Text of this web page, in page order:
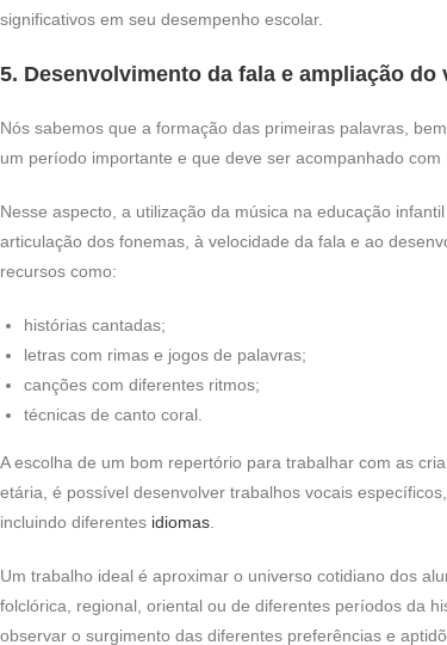
significativos em seu desempenho escolar.
5. Desenvolvimento da fala e ampliação do
Nós sabemos que a formação das primeiras palavras,
um período importante e que deve ser acompanhado
Nesse aspecto, a utilização da música na educação
articulação dos fonemas, à velocidade da fala e ao
recursos como:
histórias cantadas;
letras com rimas e jogos de palavras;
canções com diferentes ritmos;
técnicas de canto coral.
A escolha de um bom repertório para trabalhar com as
etária, é possível desenvolver trabalhos vocais
incluindo diferentes idiomas
Um trabalho ideal é aproximar o universo cotidiano dos
folclórica, regional, oriental ou de diferentes períodos da
observar o surgimento das diferentes preferências e